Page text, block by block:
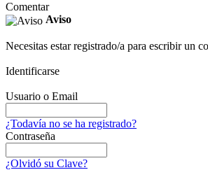
Comentar
Aviso
Necesitas estar registrado/a para escribir un
Identificarse
Usuario o Email
¿Todavía no se ha registrado?
Contraseña
¿Olvidó su Clave?